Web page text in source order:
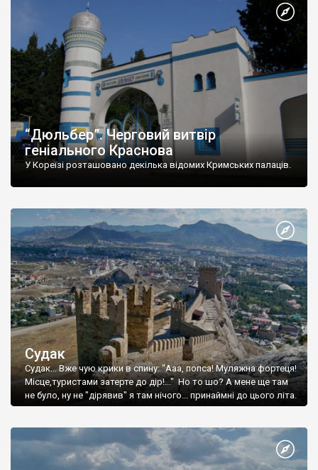
“Дюльбер”. Черговий витвір
геніального Краснова
У Кореїзі розташовано декілька відомих Кримських палаців.
Судак
Судак... Вже чую крики в спину: "Ааа, попса! Муляжна фортеця!
Місце,туристами затерте до дір!..." Но то шо? А мене ще там
не було, ну не "дірявив" я там нічого... принаймні до цього літа.